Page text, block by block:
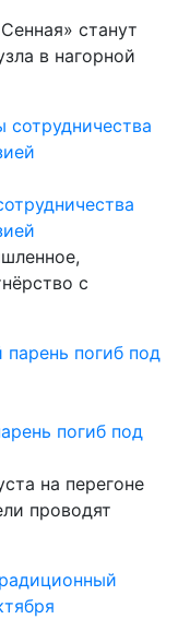
станут
в нагорной
с
погиб под
на перегоне
проводят